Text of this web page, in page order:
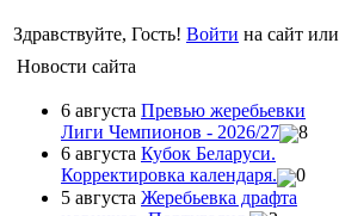
Здравствуйте, Гость! Войти на сайт или
Новости сайта
6 августа Превью жеребьевки
Лиги Чемпионов - 2026/27
8
6 августа Кубок Беларуси.
Корректировка календаря.
0
5 августа Жеребьевка драфта